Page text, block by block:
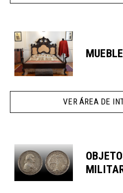
VER ÁREA DE